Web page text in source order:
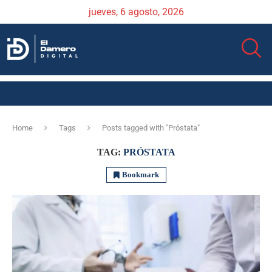
jueves, 6 agosto, 2026
Home Tags Posts tagged with "Próstata"
TAG: PRÓSTATA
Bookmark